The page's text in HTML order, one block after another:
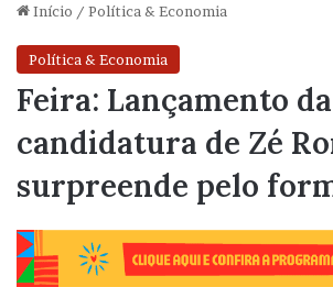
Início / Política & Economia
Política & Economia
Feira: Lançamento
candidatura de Zé
surpreende pelo